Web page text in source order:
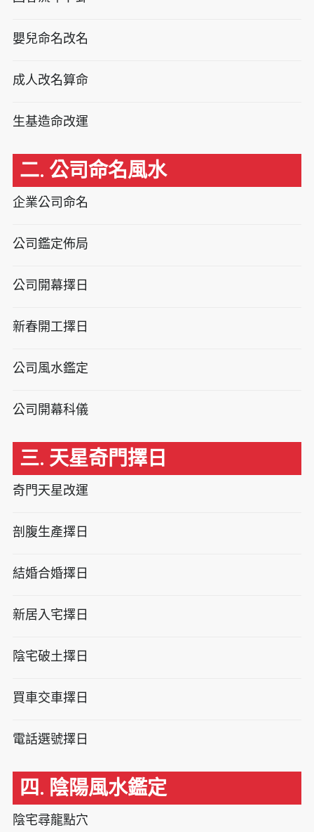
嬰兒命名改名
成人改名算命
生基造命改運
二. 公司命名風水
企業公司命名
公司鑑定佈局
公司開幕擇日
新春開工擇日
公司風水鑑定
公司開幕科儀
三. 天星奇門擇日
奇門天星改運
剖腹生產擇日
結婚合婚擇日
新居入宅擇日
陰宅破土擇日
買車交車擇日
電話選號擇日
四. 陰陽風水鑑定
陰宅尋龍點穴